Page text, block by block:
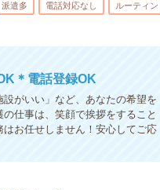
派遣多 電話対応なし ルーティン
＊電話登録OK
がいい」など、あなたの希望を
仕事は、笑顔で挨拶をすること
お任せしません！安心してご応